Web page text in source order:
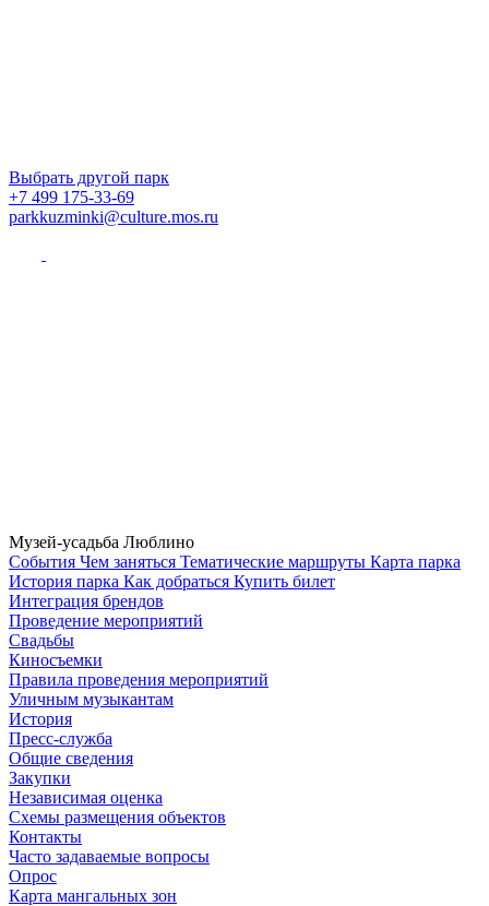
Выбрать другой парк
+7 499 175-33-69
parkkuzminki@culture.mos.ru
Музей-усадьба Люблино
Cобытия Чем заняться Тематические маршруты Карта парка
История парка Как добраться Купить билет
Интеграция брендов
Проведение мероприятий
Свадьбы
Киносъемки
Правила проведения мероприятий
Уличным музыкантам
История
Пресс-служба
Общие сведения
Закупки
Независимая оценка
Схемы размещения объектов
Контакты
Часто задаваемые вопросы
Опрос
Карта мангальных зон